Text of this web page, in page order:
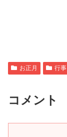
お正月 行事
コメント